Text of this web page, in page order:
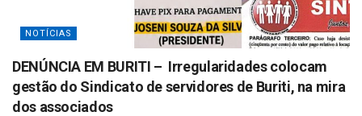
NOTÍCIAS
DENÚNCIA EM BURITI – Irregularidades colocam
gestão do Sindicato de servidores de Buriti, na mira
dos associados